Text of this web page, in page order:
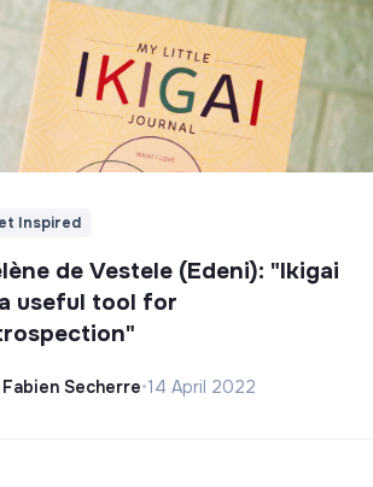
Inspired
de Vestele (Edeni): "Ikigai
useful tool for
Fabien Secherre•14 April 2022